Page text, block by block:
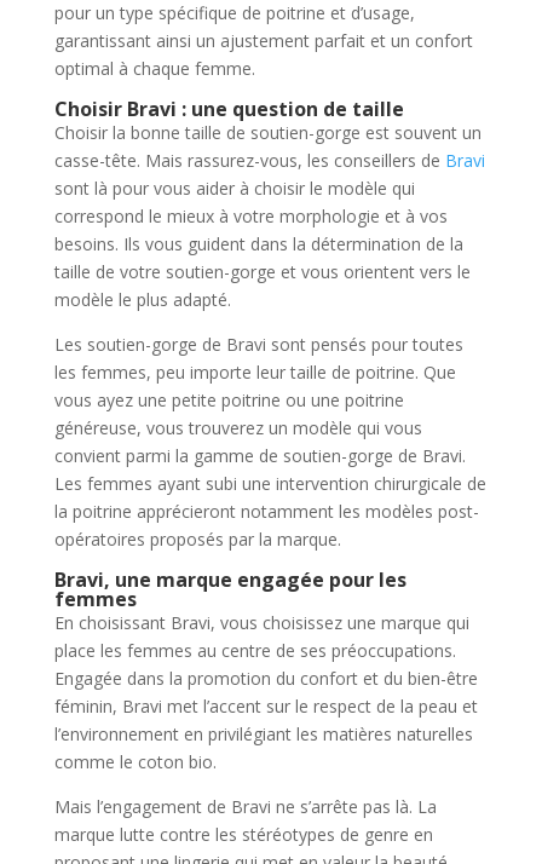
pour un type spécifique de poitrine et d’usage,
garantissant ainsi un ajustement parfait et un confort
optimal à chaque femme.
Choisir Bravi : une question de taille
Choisir la bonne taille de soutien-gorge est souvent un
casse-tête. Mais rassurez-vous, les conseillers de Bravi
sont là pour vous aider à choisir le modèle qui
correspond le mieux à votre morphologie et à vos
besoins. Ils vous guident dans la détermination de la
taille de votre soutien-gorge et vous orientent vers le
modèle le plus adapté.
Les soutien-gorge de Bravi sont pensés pour toutes
les femmes, peu importe leur taille de poitrine. Que
vous ayez une petite poitrine ou une poitrine
généreuse, vous trouverez un modèle qui vous
convient parmi la gamme de soutien-gorge de Bravi.
Les femmes ayant subi une intervention chirurgicale de
la poitrine apprécieront notamment les modèles post-
opératoires proposés par la marque.
Bravi, une marque engagée pour les
femmes
En choisissant Bravi, vous choisissez une marque qui
place les femmes au centre de ses préoccupations.
Engagée dans la promotion du confort et du bien-être
féminin, Bravi met l’accent sur le respect de la peau et
l’environnement en privilégiant les matières naturelles
comme le coton bio.
Mais l’engagement de Bravi ne s’arrête pas là. La
marque lutte contre les stéréotypes de genre en